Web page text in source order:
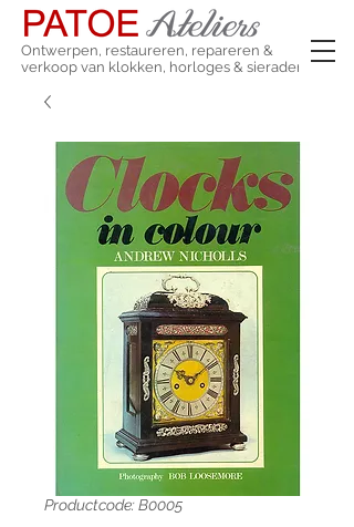
Ontwerpen, restaureren, repareren &
verkoop van klokken, horloges & sieraden
Productcode: B0005